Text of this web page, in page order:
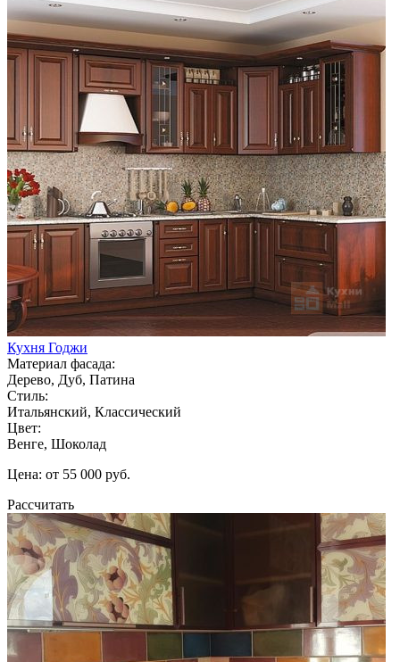
Кухня Годжи
Материал фасада:
Дерево, Дуб, Патина
Стиль:
Итальянский, Классический
Цвет:
Венге, Шоколад
Цена: от 55 000 руб.
Рассчитать